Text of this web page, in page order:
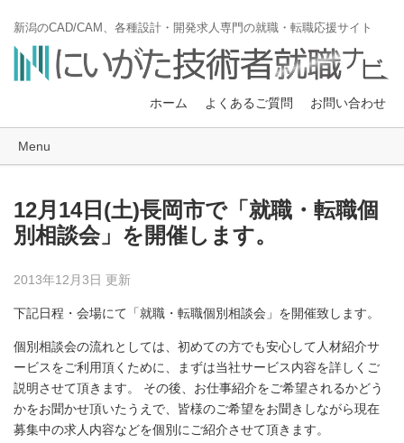
新潟のCAD/CAM、各種設計・開発求人専門の就職・転職応援サイト
ホーム よくあるご質問 お問い合わせ
Menu
12月14日(土)長岡市で「就職・転職個
別相談会」を開催します。
2013年12月3日 更新
下記日程・会場にて「就職・転職個別相談会」を開催致します。
個別相談会の流れとしては、初めての方でも安心して人材紹介サ
ービスをご利用頂くために、まずは当社サービス内容を詳しくご
説明させて頂きます。 その後、お仕事紹介をご希望されるかどう
かをお聞かせ頂いたうえで、皆様のご希望をお聞きしながら現在
募集中の求人内容などを個別にご紹介させて頂きます。